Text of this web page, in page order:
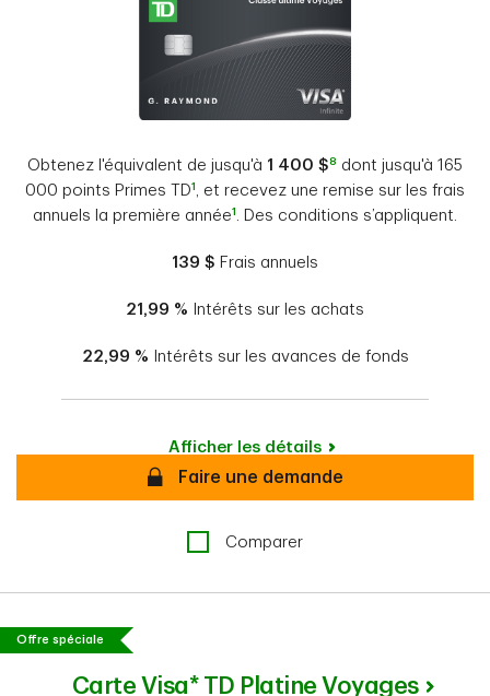
Obtenez l'équivalent de jusqu'à 1 400 $8 dont jusqu'à 165
000 points Primes TD1
, et recevez une remise sur les frais
annuels la première année1 . Des conditions s’appliquent.
139 $ Frais annuels
21,99 % Intérêts sur les achats
22,99 % Intérêts sur les avances de fonds
Afficher les détails
SécuriséFaire une demande
Comparer
Offre spéciale
Carte Visa* TD Platine Voyages